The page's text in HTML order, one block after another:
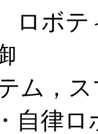
ロボテ
ム，
自律